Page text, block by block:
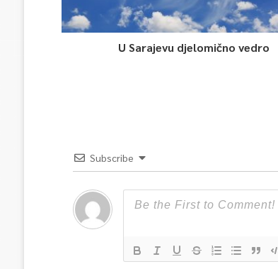
U Sarajevu djelomično vedro
Subscribe